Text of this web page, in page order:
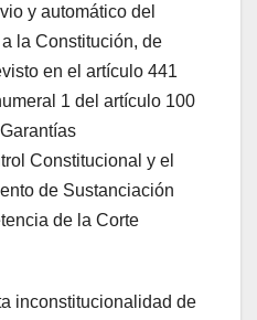
y automático del
la Constitución, de
en el artículo 441
1 del artículo 100
Constitucional y el
de Sustanciación
de la Corte
inconstitucionalidad de